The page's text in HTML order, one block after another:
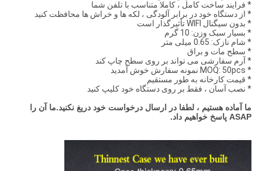
* فرایند ساخت کامل ، کاملا متناسب با تلفن شما
* از دستگاه خود در برابر آلودگی ، لکه ها و خراش ها محافظت کنید
* بدون سیگنال WIFI تأثیرگذار است
* بسیار سبک وزن: 10 گرم
* شام نازک: 0.65 میلی متر
* سطح مات و براق
* آرم سفارشی می تواند بر روی سطح چاپ کند
* MOQ: 50pcs نمونه سفارش خوش آمدید
* قیمت کارخانه به طور مستقیم
* نصب آسان ، فقط بر روی دستگاه خود کلیپ کنید
ما آماده هستیم ، لطفا در ارسال درخواست خود دریغ نکنید.ما آن را
ASAP پاسخ خواهیم داد.